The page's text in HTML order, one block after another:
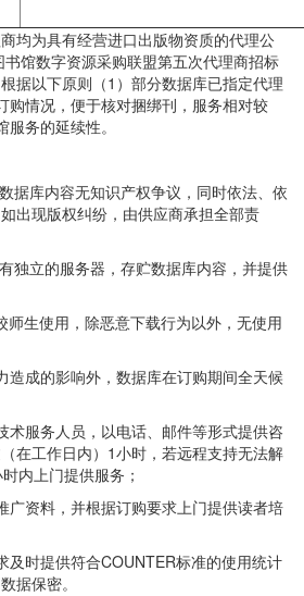
均为具有经营进口出版物资质的代理公
馆数字资源采购联盟第五次代理商招标
据以下原则（1）部分数据库已指定代理
购情况，便于核对捆绑刊，服务相对较
务的延续性。
据库内容无知识产权争议，同时依法、依
出现版权纠纷，由供应商承担全部责
独立的服务器，存贮数据库内容，并提供
师生使用，除恶意下载行为以外，无使用
造成的影响外，数据库在订购期间全天候
术服务人员，以电话、邮件等形式提供咨
在工作日内）1小时，若远程支持无法解
内上门提供服务；
广资料，并根据订购要求上门提供读者培
及时提供符合COUNTER标准的使用统计
据保密。